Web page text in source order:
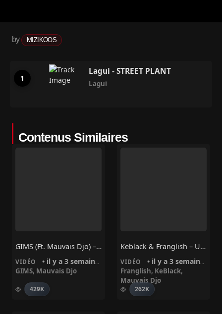
by MIZIKOOS
Lagui - STREET PLANT
Lagui
Contenus Similaires
GIMS (ft. Mauvais Djo) – VIVE LA MONNAIE
VIDÉO • il y a 3 semaines
GIMS, Mauvais Djo
429K
Keblack & Franglish – Uber Ft. Mauvais Djo
VIDÉO • il y a 3 semaines
Franglish, KeBlack,
Mauvais Djo
262K